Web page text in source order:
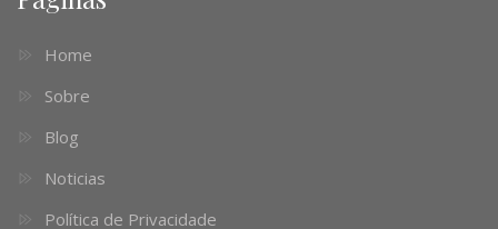
Home
Sobre
Blog
Noticias
Política de Privacidade